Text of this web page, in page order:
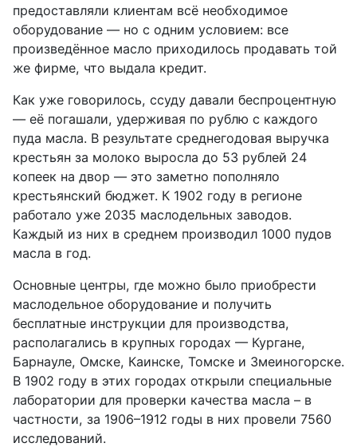
предоставляли клиентам всё необходимое
оборудование — но с одним условием: все
произведённое масло приходилось продавать той
же фирме, что выдала кредит.
Как уже говорилось, ссуду давали беспроцентную
— её погашали, удерживая по рублю с каждого
пуда масла. В результате среднегодовая выручка
крестьян за молоко выросла до 53 рублей 24
копеек на двор — это заметно пополняло
крестьянский бюджет. К 1902 году в регионе
работало уже 2035 маслодельных заводов.
Каждый из них в среднем производил 1000 пудов
масла в год.
Основные центры, где можно было приобрести
маслодельное оборудование и получить
бесплатные инструкции для производства,
располагались в крупных городах — Кургане,
Барнауле, Омске, Каинске, Томске и Змеиногорске.
В 1902 году в этих городах открыли специальные
лаборатории для проверки качества масла – в
частности, за 1906–1912 годы в них провели 7560
исследований.